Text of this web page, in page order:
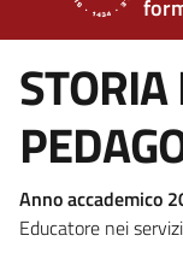
Anno accademico
Educatore nei